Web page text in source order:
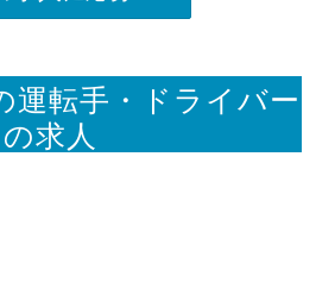
運転手・ドライバー
の求人